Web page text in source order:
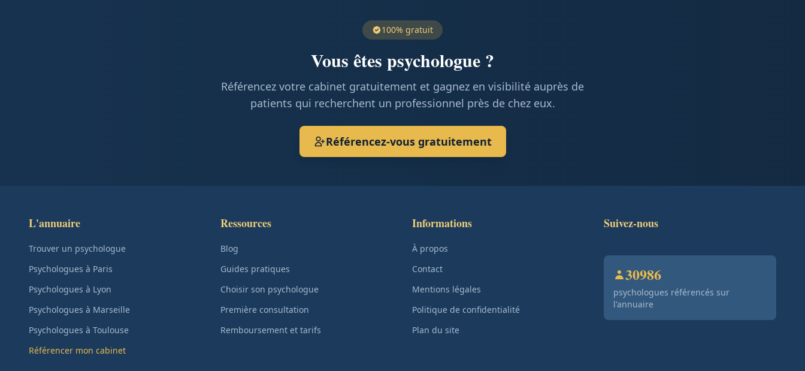
100% gratuit
Vous êtes psychologue ?
Référencez votre cabinet gratuitement et gagnez en visibilité auprès de
patients qui recherchent un professionnel près de chez eux.
Référencez-vous gratuitement
L'annuaire
Trouver un psychologue
Psychologues à Paris
Psychologues à Lyon
Psychologues à Marseille
Psychologues à Toulouse
Référencer mon cabinet
Ressources
Blog
Guides pratiques
Choisir son psychologue
Première consultation
Remboursement et tarifs
Informations
À propos
Contact
Mentions légales
Politique de confidentialité
Plan du site
Suivez-nous
30986
psychologues référencés sur
l'annuaire